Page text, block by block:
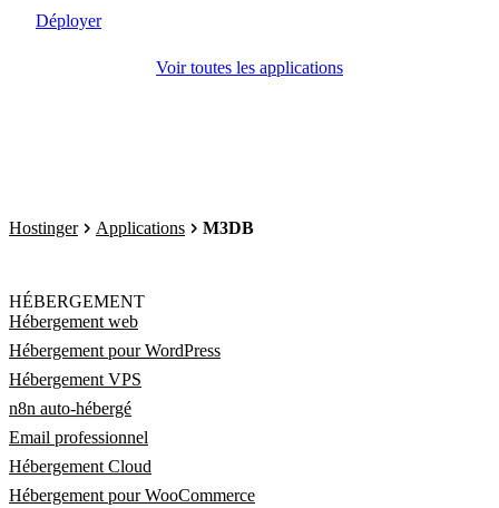
Déployer
Voir toutes les applications
Hostinger Applications M3DB
HÉBERGEMENT
Hébergement web
Hébergement pour WordPress
Hébergement VPS
n8n auto-hébergé
Email professionnel
Hébergement Cloud
Hébergement pour WooCommerce